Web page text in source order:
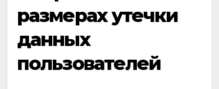
размерах утечки
данных
пользователей